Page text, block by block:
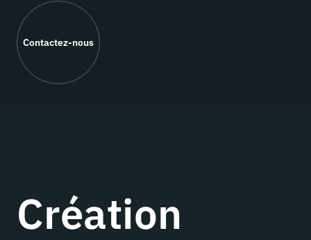
Contactez-nous
Création